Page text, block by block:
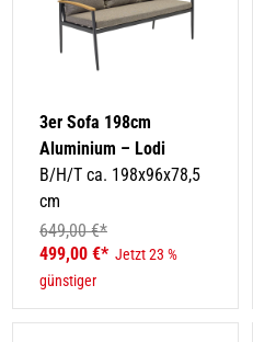
3er Sofa 198cm
Aluminium – Lodi
B/H/T ca. 198x96x78,5
cm
649,00 €*
499,00 €* Jetzt 23 %
günstiger